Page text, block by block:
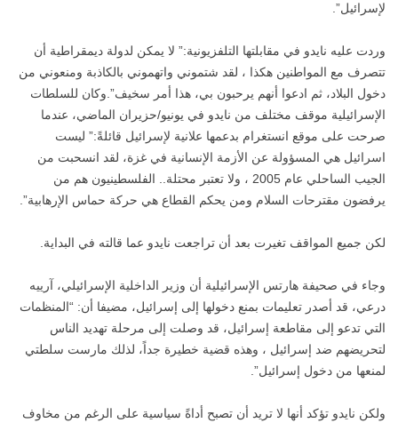
لإسرائيل”.
وردت عليه نايدو في مقابلتها التلفزيونية:” لا يمكن لدولة ديمقراطية أن
تتصرف مع المواطنين هكذا ، لقد شتموني واتهموني بالكاذبة ومنعوني من
دخول البلاد، ثم ادعوا أنهم يرحبون بي، هذا أمر سخيف”.وكان للسلطات
الإسرائيلية موقف مختلف من نايدو في يونيو/حزيران الماضي، عندما
صرحت على موقع انستغرام بدعمها علانية لإسرائيل قائلةً:” ليست
اسرائيل هي المسؤولة عن الأزمة الإنسانية في غزة، لقد انسحبت من
الجيب الساحلي عام 2005 ، ولا تعتبر محتلة.. الفلسطينيون هم من
يرفضون مقترحات السلام ومن يحكم القطاع هي حركة حماس الإرهابية”.
لكن جميع المواقف تغيرت بعد أن تراجعت نايدو عما قالته في البداية.
وجاء في صحيفة هارتس الإسرائيلية أن وزير الداخلية الإسرائيلي، آرييه
درعي، قد أصدر تعليمات بمنع دخولها إلى إسرائيل، مضيفا أن: “المنظمات
التي تدعو إلى مقاطعة إسرائيل، قد وصلت إلى مرحلة تهديد الناس
لتحريضهم ضد إسرائيل ، وهذه قضية خطيرة جداً، لذلك مارست سلطتي
لمنعها من دخول إسرائيل”.
ولكن نايدو تؤكد أنها لا تريد أن تصبح أداةً سياسية على الرغم من مخاوف